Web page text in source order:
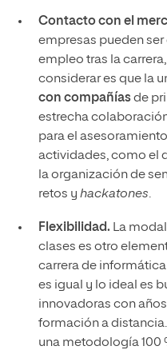
Contacto con el
empresas pueden
empleo tras la
considerar es que la
con compañíasde
estrecha
para el
actividades, como el
la organización de
retos y hackatones.
Flexibilidad. La
clases es otro
carrera de
es igual y lo ideal es
innovadoras con
formación a
una metodología 100